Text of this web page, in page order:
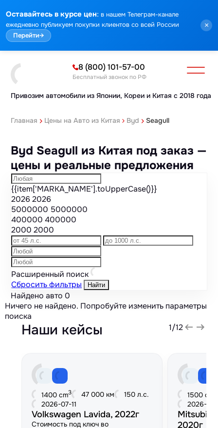
Оставайтесь в курсе цен: в нашем Телеграм-канале
ежедневно публикуем покупки клиентов со всей России
Перейти→
×
Привозим автомобили из Японии, Кореи и Китая с 2018 года
8 (800) 101-57-00
Бесплатный звонок по РФ
Главная Цены на Авто из Китая Byd Seagull
Byd Seagull из Китая под заказ —
цены и реальные предложения
{{item['MARKA_NAME'].toUpperCase()}}
20262026
5000000 5000000
400000400000
20002000
Расширенный поиск
Сбросить фильтры
Найти
Найдено авто 0
Ничего не найдено. Попробуйте изменить параметры
поиска
Наши кейсы 1/12
1400 cm3 47 000 км
150 л.с.
2026-07-11
Volkswagen Lavida, 2022г
Стоимость под ключ во
1500 cm
2026-
2020г